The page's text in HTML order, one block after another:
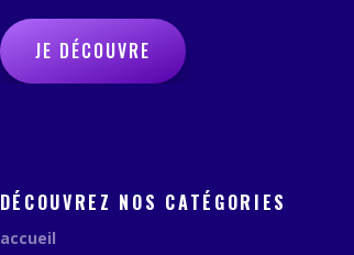
JE DÉCOUVRE
DÉCOUVREZ NOS CATÉGORIES
accueil